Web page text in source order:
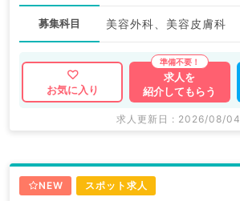
募集科目 美容外科、美容皮膚科
お気に入り
求人を
紹介してもらう
求人更新日 : 2026/08/04
NEW スポット求人